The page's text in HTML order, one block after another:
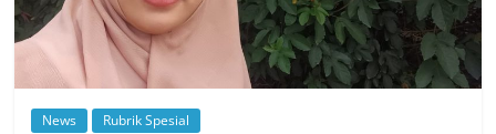
News Rubrik Spesial